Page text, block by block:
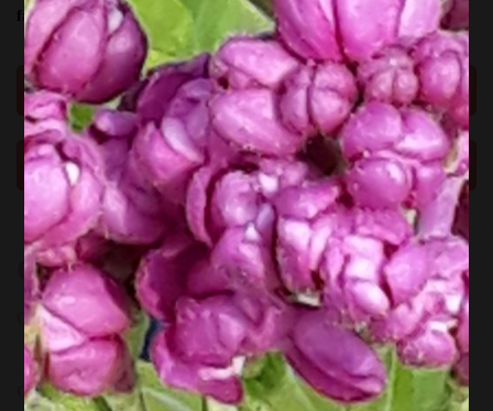
facultative, qui est laissée à ton inspiration.
Inscris toi ici
La vidéo ici
Quand ? Comment ?
Quand = lesamedi 11 mai de 16h à 18h00
Comment=